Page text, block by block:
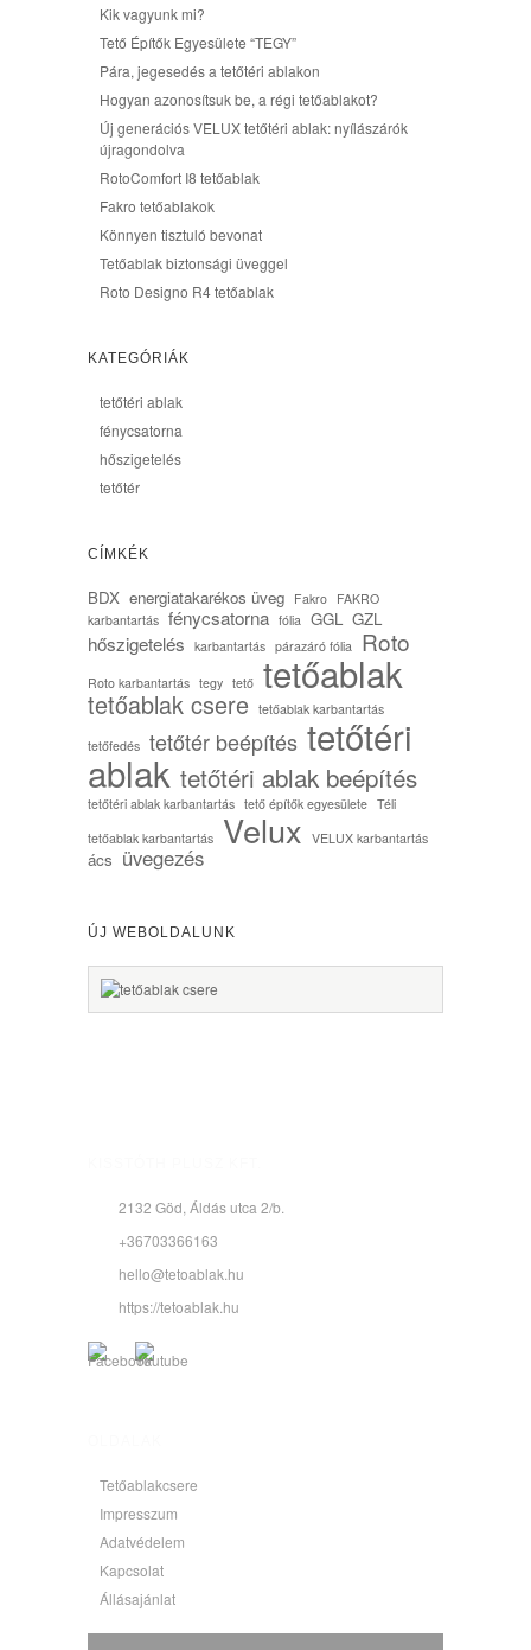
Kik vagyunk mi?
Tető Építők Egyesülete “TEGY”
Pára, jegesedés a tetőtéri ablakon
Hogyan azonosítsuk be, a régi tetőablakot?
Új generációs VELUX tetőtéri ablak: nyílászárók
újragondolva
RotoComfort I8 tetőablak
Fakro tetőablakok
Könnyen tisztuló bevonat
Tetőablak biztonsági üveggel
Roto Designo R4 tetőablak
KATEGÓRIÁK
tetőtéri ablak
fénycsatorna
hőszigetelés
tetőtér
CÍMKÉK
BDX energiatakarékos üveg Fakro FAKRO
karbantartás fénycsatorna fólia GGL GZL
hőszigetelés karbantartás párazáró fólia Roto
Roto karbantartás tegy tető tetőablak
tetőablak csere tetőablak karbantartás
tetőfedés tetőtér beépítés tetőtéri
ablak tetőtéri ablak beépítés
tetőtéri ablak karbantartás tető építők egyesülete Téli
tetőablak karbantartás Velux VELUX karbantartás
ács üvegezés
ÚJ WEBOLDALUNK
2132 Göd, Áldás utca 2/b.
+36703366163
hello@tetoablak.hu
https://tetoablak.hu
Tetőablakcsere
Impresszum
Adatvédelem
Kapcsolat
Állásajánlat